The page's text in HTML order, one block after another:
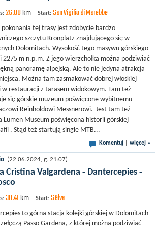
26.88 km Start: San Vigilio di Marebbe
pokonania tej trasy jest zdobycie bardzo
szczytu Kronplatz znajdującego się w
Dolomitach. Wysokość tego masywu górskiego
2275 m n.p.m. Z jego wierzchołka można podziwiać
panoramę alpejską. Ale to nie jedyna atrakcja
Można tam zasmakować dobrej włoskiej
w restauracji z tarasem widokowym. Tam też
się górskie muzeum poświęcone wybitnemu
Reinholdowi Messnerowi. Jest tam też
Lumen Museum poświęcona historii górskiej
. Stąd też startują single MTB...
Komentuj więcej »
(22.06.2024, g. 21:07)
Cristina Valgardena - Dantercepies -
30.41 km Start: Sëlva
to górna stacja kolejki górskiej w Dolomitach
Passo Gardena, z której można podziwiać